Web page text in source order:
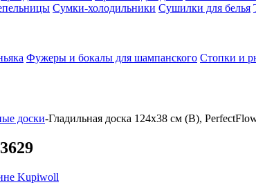
Сумки-холодильники Сушилки для белья
Фужеры и бокалы для шампанского Стопки и
доски-Гладильная доска 124х38 см (B),